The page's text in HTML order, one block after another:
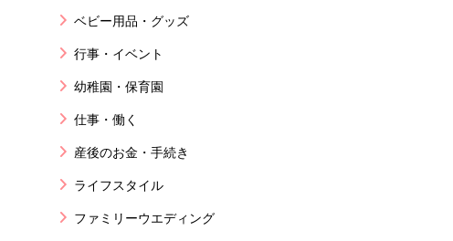
ベビー用品・グッズ
行事・イベント
幼稚園・保育園
仕事・働く
産後のお金・手続き
ライフスタイル
ファミリーウエディング